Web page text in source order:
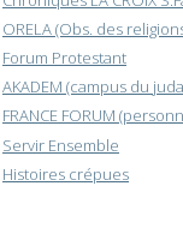
ORELA (Obs. des
Forum Protestant
AKADEM (campus du
FRANCE FORUM
Servir Ensemble
Histoires crépues